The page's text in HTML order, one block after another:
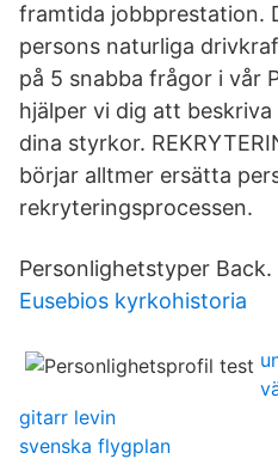
framtida jobbprestation.
persons naturliga
på 5 snabba frågor i vår
hjälper vi dig att
dina styrkor.
börjar alltmer ersätta
rekryteringsprocessen.
Personlighetstyper Back.
Eusebios kyrkohistoria
gitarr levin
svenska flygplan